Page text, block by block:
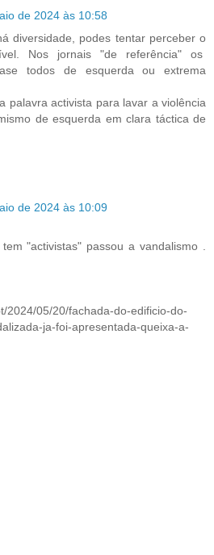
de 2024 às 10:58
diversidade, podes tentar perceber o
Nos jornais "de referência" os
todos de esquerda ou extrema
palavra activista para lavar a violência
de esquerda em clara táctica de
de 2024 às 10:09
"activistas" passou a vandalismo .
2024/05/20/fachada-do-edificio-do-
ja-foi-apresentada-queixa-a-